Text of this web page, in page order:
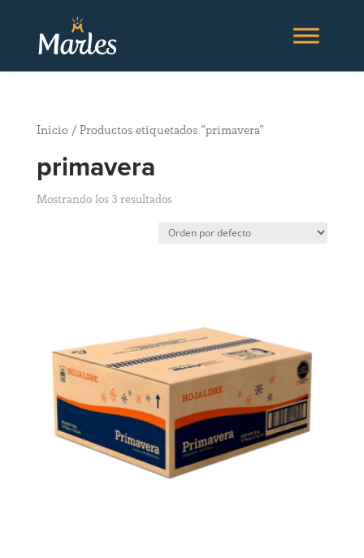
Inicio/ Productos etiquetados “primavera”
primavera
Mostrando los 3 resultados